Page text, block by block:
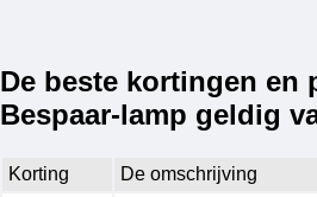
De beste kortingen en
Bespaar-lamp geldig
Korting De omschrijving